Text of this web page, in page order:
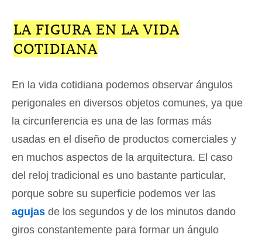
LA FIGURA EN LA VIDA
COTIDIANA
En la vida cotidiana podemos observar ángulos
perigonales en diversos objetos comunes, ya que
la circunferencia es una de las formas más
usadas en el diseño de productos comerciales y
en muchos aspectos de la arquitectura. El caso
del reloj tradicional es uno bastante particular,
porque sobre su superficie podemos ver las
agujas de los segundos y de los minutos dando
giros constantemente para formar un ángulo